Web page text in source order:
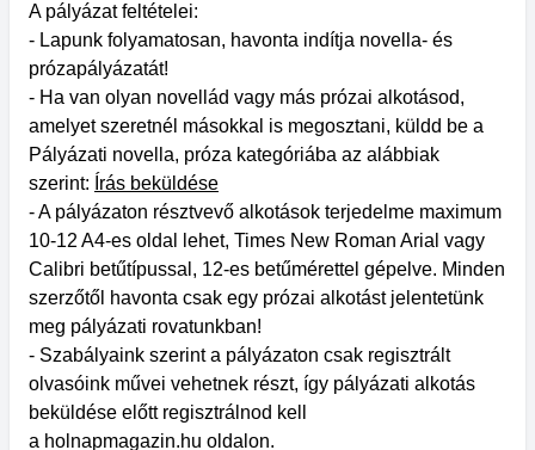
A pályázat feltételei:
- Lapunk folyamatosan, havonta indítja novella- és
prózapályázatát!
- Ha van olyan novellád vagy más prózai alkotásod,
amelyet szeretnél másokkal is megosztani, küldd be a
Pályázati novella, próza kategóriába az alábbiak
szerint: Írás beküldése
- A pályázaton résztvevő alkotások terjedelme maximum
10-12 A4-es oldal lehet, Times New Roman Arial vagy
Calibri betűtípussal, 12-es betűmérettel gépelve. Minden
szerzőtől havonta csak egy prózai alkotást jelentetünk
meg pályázati rovatunkban!
- Szabályaink szerint a pályázaton csak regisztrált
olvasóink művei vehetnek részt, így pályázati alkotás
beküldése előtt regisztrálnod kell
a holnapmagazin.hu oldalon.